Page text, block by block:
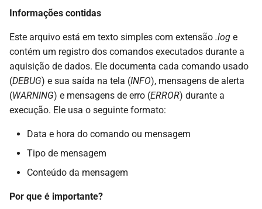
Informações contidas
Este arquivo está em texto simples com extensão .log e
contém um registro dos comandos executados durante a
aquisição de dados. Ele documenta cada comando usado
(DEBUG) e sua saída na tela (INFO), mensagens de alerta
(WARNING) e mensagens de erro (ERROR) durante a
execução. Ele usa o seguinte formato:
Data e hora do comando ou mensagem
Tipo de mensagem
Conteúdo da mensagem
Por que é importante?